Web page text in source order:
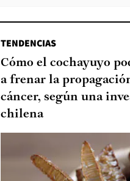
TENDENCIAS
Cómo el cochayuyo
a frenar la
cáncer, según una
chilena